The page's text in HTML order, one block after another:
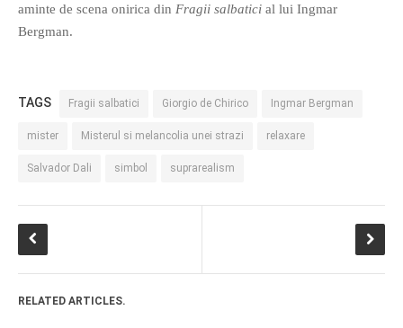
aminte de scena onirica din Fragii salbatici al lui Ingmar
Bergman.
TAGS Fragii salbatici Giorgio de Chirico Ingmar Bergman
mister Misterul si melancolia unei strazi relaxare
Salvador Dali simbol suprarealism
RELATED ARTICLES.